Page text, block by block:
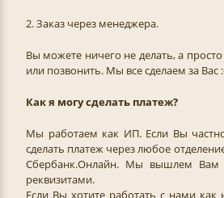
2. Заказ через менеджера.
Вы можете ничего не делать, а
или позвонить. Мы все сделаем за Вас
Как я могу сделать платеж?
Мы работаем как ИП. Если Вы
сделать платеж через любое
Сбербанк.Онлайн. Мы вышлем Вам
реквизитами.
Если Вы хотите работать с нами как